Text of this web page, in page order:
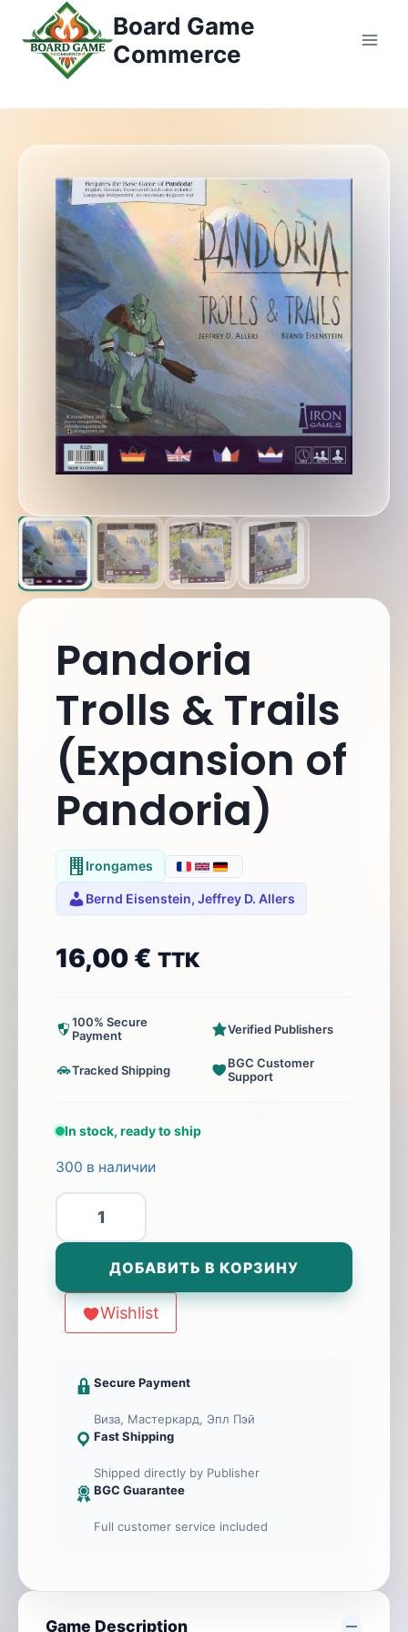
Перейти
контенту
Board Game
Commerce
Pandoria
Trolls & Trails
(Expansion of
Pandoria)
Irongames
Bernd Eisenstein, Jeffrey D. Allers
16,00 € ТТК
100% Secure
Payment
Verified Publishers
Tracked Shipping
BGC Customer
Support
In stock, ready to ship
300 в наличии
Количество
товара
Pandoria
&
Trails
Pandoria)
ДОБАВИТЬ В КОРЗИНУ
Wishlist
Secure Payment
Виза, Мастеркард, Эпл Пэй
Fast Shipping
Shipped directly by Publisher
BGC Guarantee
Full customer service included
Game Description